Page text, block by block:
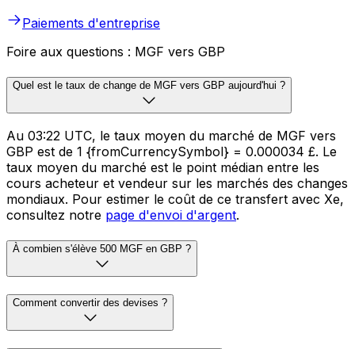
Paiements d'entreprise
Foire aux questions : MGF vers GBP
Quel est le taux de change de MGF vers GBP aujourd'hui ?
Au 03:22 UTC, le taux moyen du marché de MGF vers
GBP est de 1 {fromCurrencySymbol} = 0.000034 £. Le
taux moyen du marché est le point médian entre les
cours acheteur et vendeur sur les marchés des changes
mondiaux. Pour estimer le coût de ce transfert avec Xe,
consultez notre page d'envoi d'argent.
À combien s'élève 500 MGF en GBP ?
Comment convertir des devises ?